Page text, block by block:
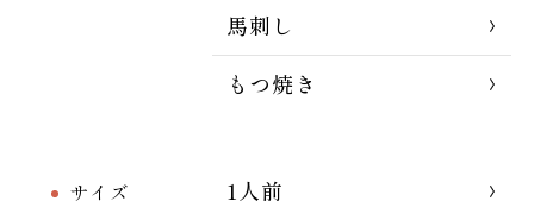
馬刺し
もつ焼き
サイズ
1人前